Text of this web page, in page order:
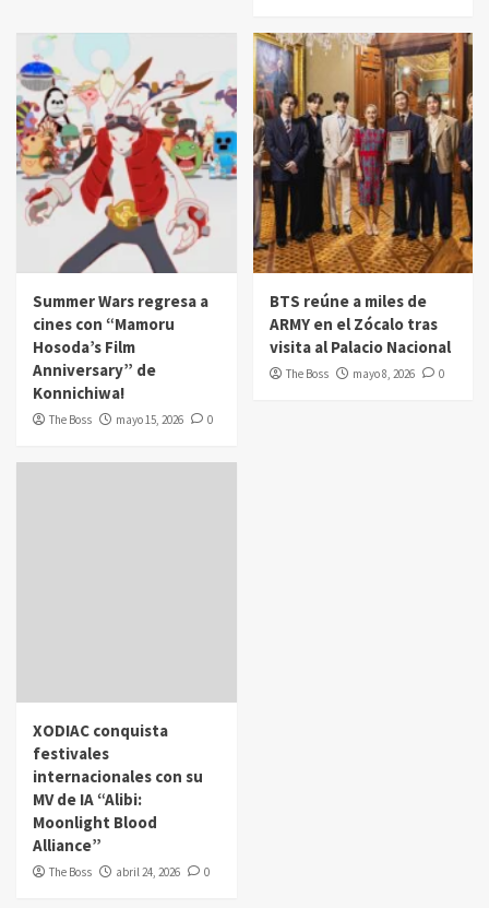
Summer Wars regresa a
cines con “Mamoru
Hosoda’s Film
Anniversary” de
Konnichiwa!
The Boss mayo 15, 2026 0
BTS reúne a miles de
ARMY en el Zócalo tras
visita al Palacio Nacional
The Boss mayo 8, 2026 0
XODIAC conquista
festivales
internacionales con su
MV de IA “Alibi:
Moonlight Blood
Alliance”
The Boss abril 24, 2026 0